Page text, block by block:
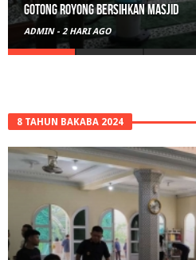
Gotong Royong Bersihkan Masjid
ADMIN - 2 HARI AGO
8 TAHUN BAKABA 2024